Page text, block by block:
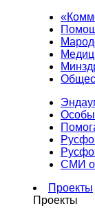
СМИ о
Проекты
Проекты